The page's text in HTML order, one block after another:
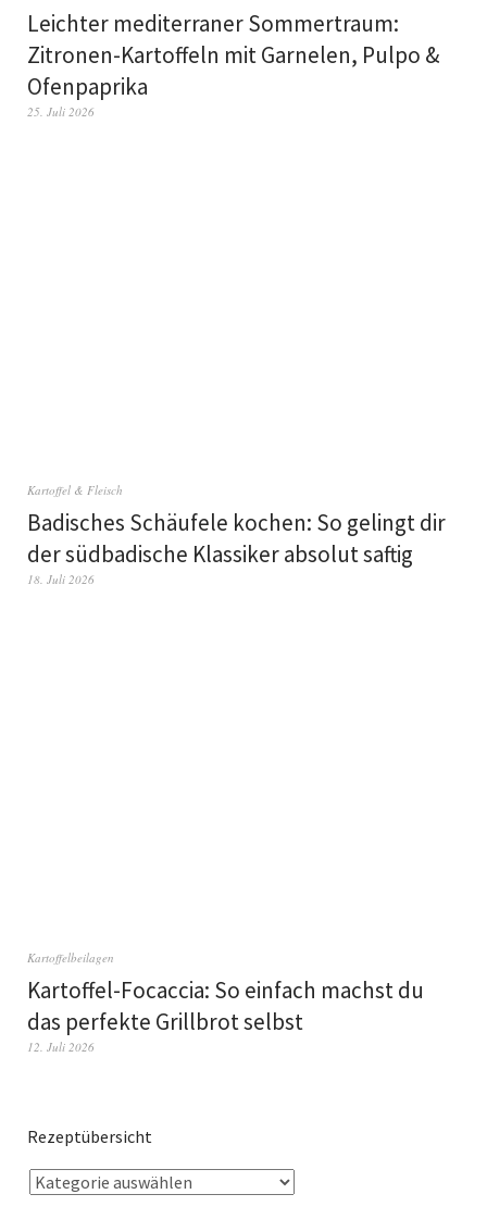
Leichter mediterraner Sommertraum:
Zitronen-Kartoffeln mit Garnelen, Pulpo &
Ofenpaprika
25. Juli 2026
Kartoffel & Fleisch
Badisches Schäufele kochen: So gelingt dir
der südbadische Klassiker absolut saftig
18. Juli 2026
Kartoffelbeilagen
Kartoffel-Focaccia: So einfach machst du
das perfekte Grillbrot selbst
12. Juli 2026
Rezeptübersicht